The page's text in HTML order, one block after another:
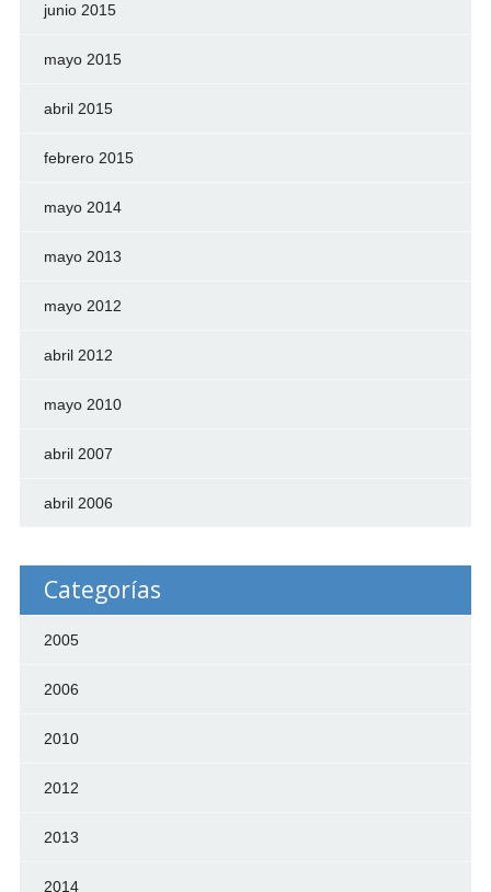
junio 2015
mayo 2015
abril 2015
febrero 2015
mayo 2014
mayo 2013
mayo 2012
abril 2012
mayo 2010
abril 2007
abril 2006
Categorías
2005
2006
2010
2012
2013
2014